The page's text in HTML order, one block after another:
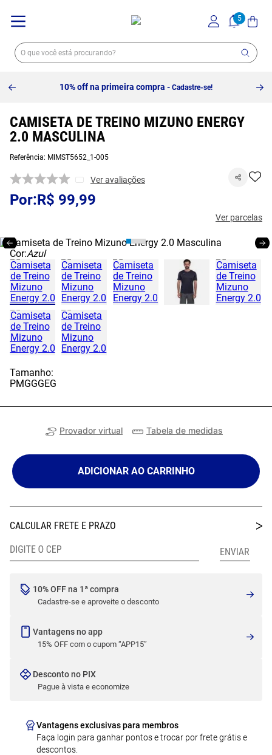
10% off na primeira compra - Cadastre-se!
CAMISETA DE TREINO MIZUNO ENERGY
2.0 MASCULINA
Referência: MIMST5652_1-005
Ver avaliações
R$ 99,99
Ver parcelas
Cor:Azul
Tamanho:
PMGGGEG
Provador virtual Tabela de medidas
ADICIONAR AO CARRINHO
10% OFF na 1ª compra
Cadastre-se e aproveite o desconto
Vantagens no app
15% OFF com o cupom “APP15”
Desconto no PIX
Pague à vista e economize
Vantagens exclusivas para membros
Faça login para ganhar pontos e trocar por frete grátis e
descontos.